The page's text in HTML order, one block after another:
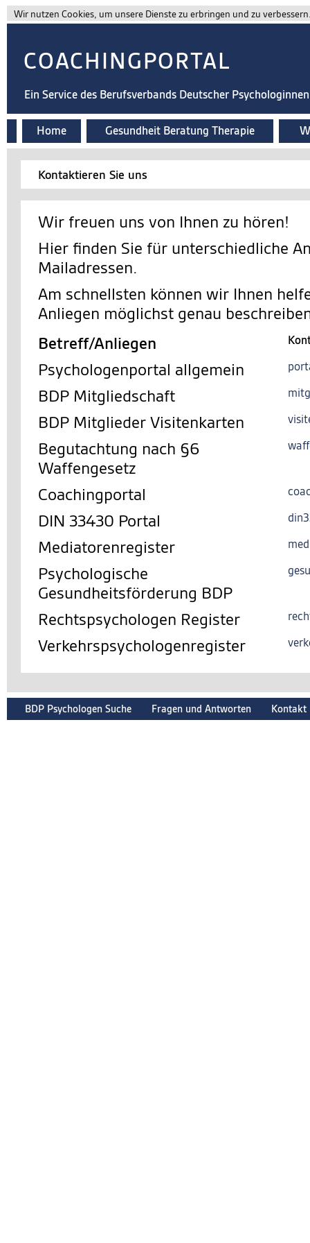
Wir nutzen Cookies, um unsere Dienste zu erbringen und zu
COACHINGPORTAL
Ein Service des Berufsverbands Deutscher
Home Gesundheit Beratung Therapie
Kontaktieren Sie uns
Wir freuen uns von Ihnen zu hören!
Hier finden Sie für unterschiedliche
Mailadressen.
Am schnellsten können wir Ihnen
Anliegen möglichst genau
Betreff/Anliegen
Psychologenportal allgemein
BDP Mitgliedschaft
BDP Mitglieder Visitenkarten
Begutachtung nach §6
Waffengesetz
Coachingportal
DIN 33430 Portal
Mediatorenregister
Psychologische
Gesundheitsförderung BDP
Rechtspsychologen Register
Verkehrspsychologenregister
BDP Psychologen Suche Fragen und Antworten Kontakt